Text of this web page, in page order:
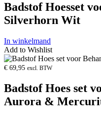
Badstof Hoesset
Silverhorn Wit
In winkelmand
Add to Wishlist
Product
openen
€ 69,95 excl. BTW
Badstof Hoes set
Aurora &